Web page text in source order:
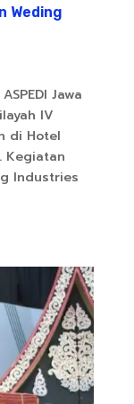
Weding
Jawa
IV
di Hotel
Kegiatan
Industries